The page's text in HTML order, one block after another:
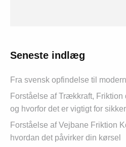
Seneste indlæg
Fra svensk opfindelse til
Forståelse af Trækkraft, Friktion
og hvorfor det er vigtigt for
Forståelse af Vejbane Friktion
hvordan det påvirker din kørsel